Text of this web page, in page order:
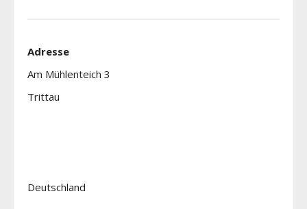
Adresse
Am Mühlenteich 3
Trittau
Deutschland